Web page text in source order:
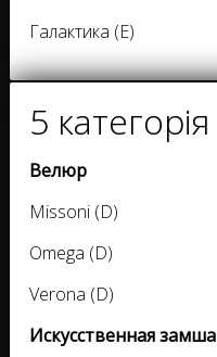
Галактика (E)
5 категорія
Велюр
Missoni (D)
Omega (D)
Verona (D)
Искусственная замша